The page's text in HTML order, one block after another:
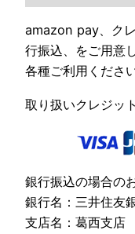
amazon pay、ク
行振込、をご用意
各種ご利用ください
取り扱いクレジッ
銀行振込の場合の
銀行名：三井住友
支店名：葛西支店